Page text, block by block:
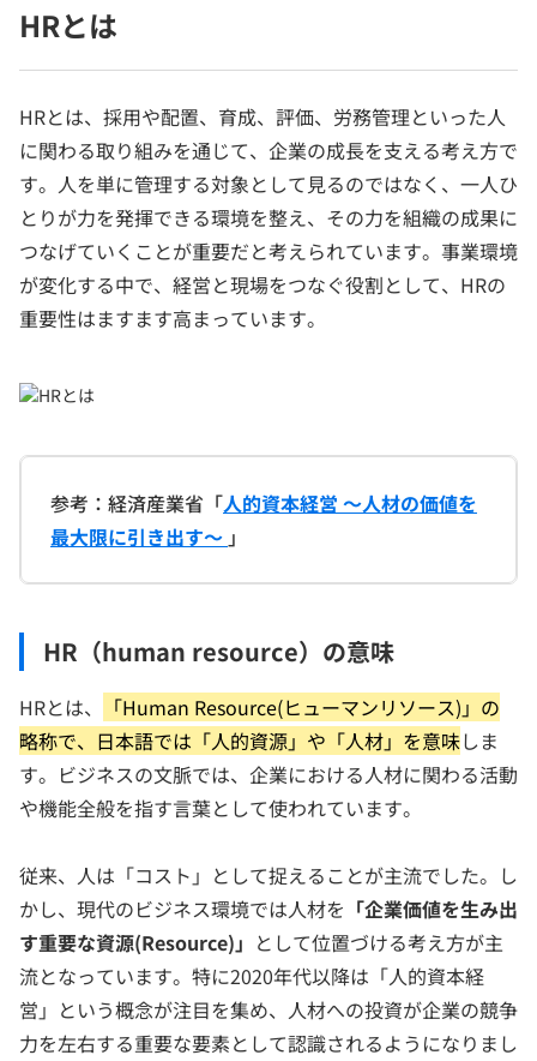
HRとは
HRとは、採用や配置、育成、評価、労務管理といった人
に関わる取り組みを通じて、企業の成長を支える考え方で
す。人を単に管理する対象として見るのではなく、一人ひ
とりが力を発揮できる環境を整え、その力を組織の成果に
つなげていくことが重要だと考えられています。事業環境
が変化する中で、経営と現場をつなぐ役割として、HRの
重要性はますます高まっています。
参考：経済産業省「人的資本経営 ～人材の価値を
最大限に引き出す～ 」
HR（human resource）の意味
HRとは、
「Human Resource(ヒューマンリソース)」の
略称で、日本語では「人的資源」や「人材」を意味しま
す。ビジネスの文脈では、企業における人材に関わる活動
や機能全般を指す言葉として使われています。
従来、人は「コスト」として捉えることが主流でした。し
かし、現代のビジネス環境では人材を 「企業価値を生み出
す重要な資源(Resource)」 として位置づける考え方が主
流となっています。特に2020年代以降は「人的資本経
営」という概念が注目を集め、人材への投資が企業の競争
力を左右する重要な要素として認識されるようになりまし